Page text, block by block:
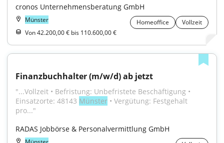
cronos Unternehmensberatung GmbH
Münster Homeoffice
Vollzeit
Von 42.200,00 € bis 110.600,00 €
Finanzbuchhalter (m/w/d) ab jetzt
"...Vollzeit • Befristung: Unbefristete Beschäftigung •
Einsatzorte: 48143 Münster • Vergütung: Festgehalt
pro..."
RADAS Jobbörse & Personalvermittlung GmbH